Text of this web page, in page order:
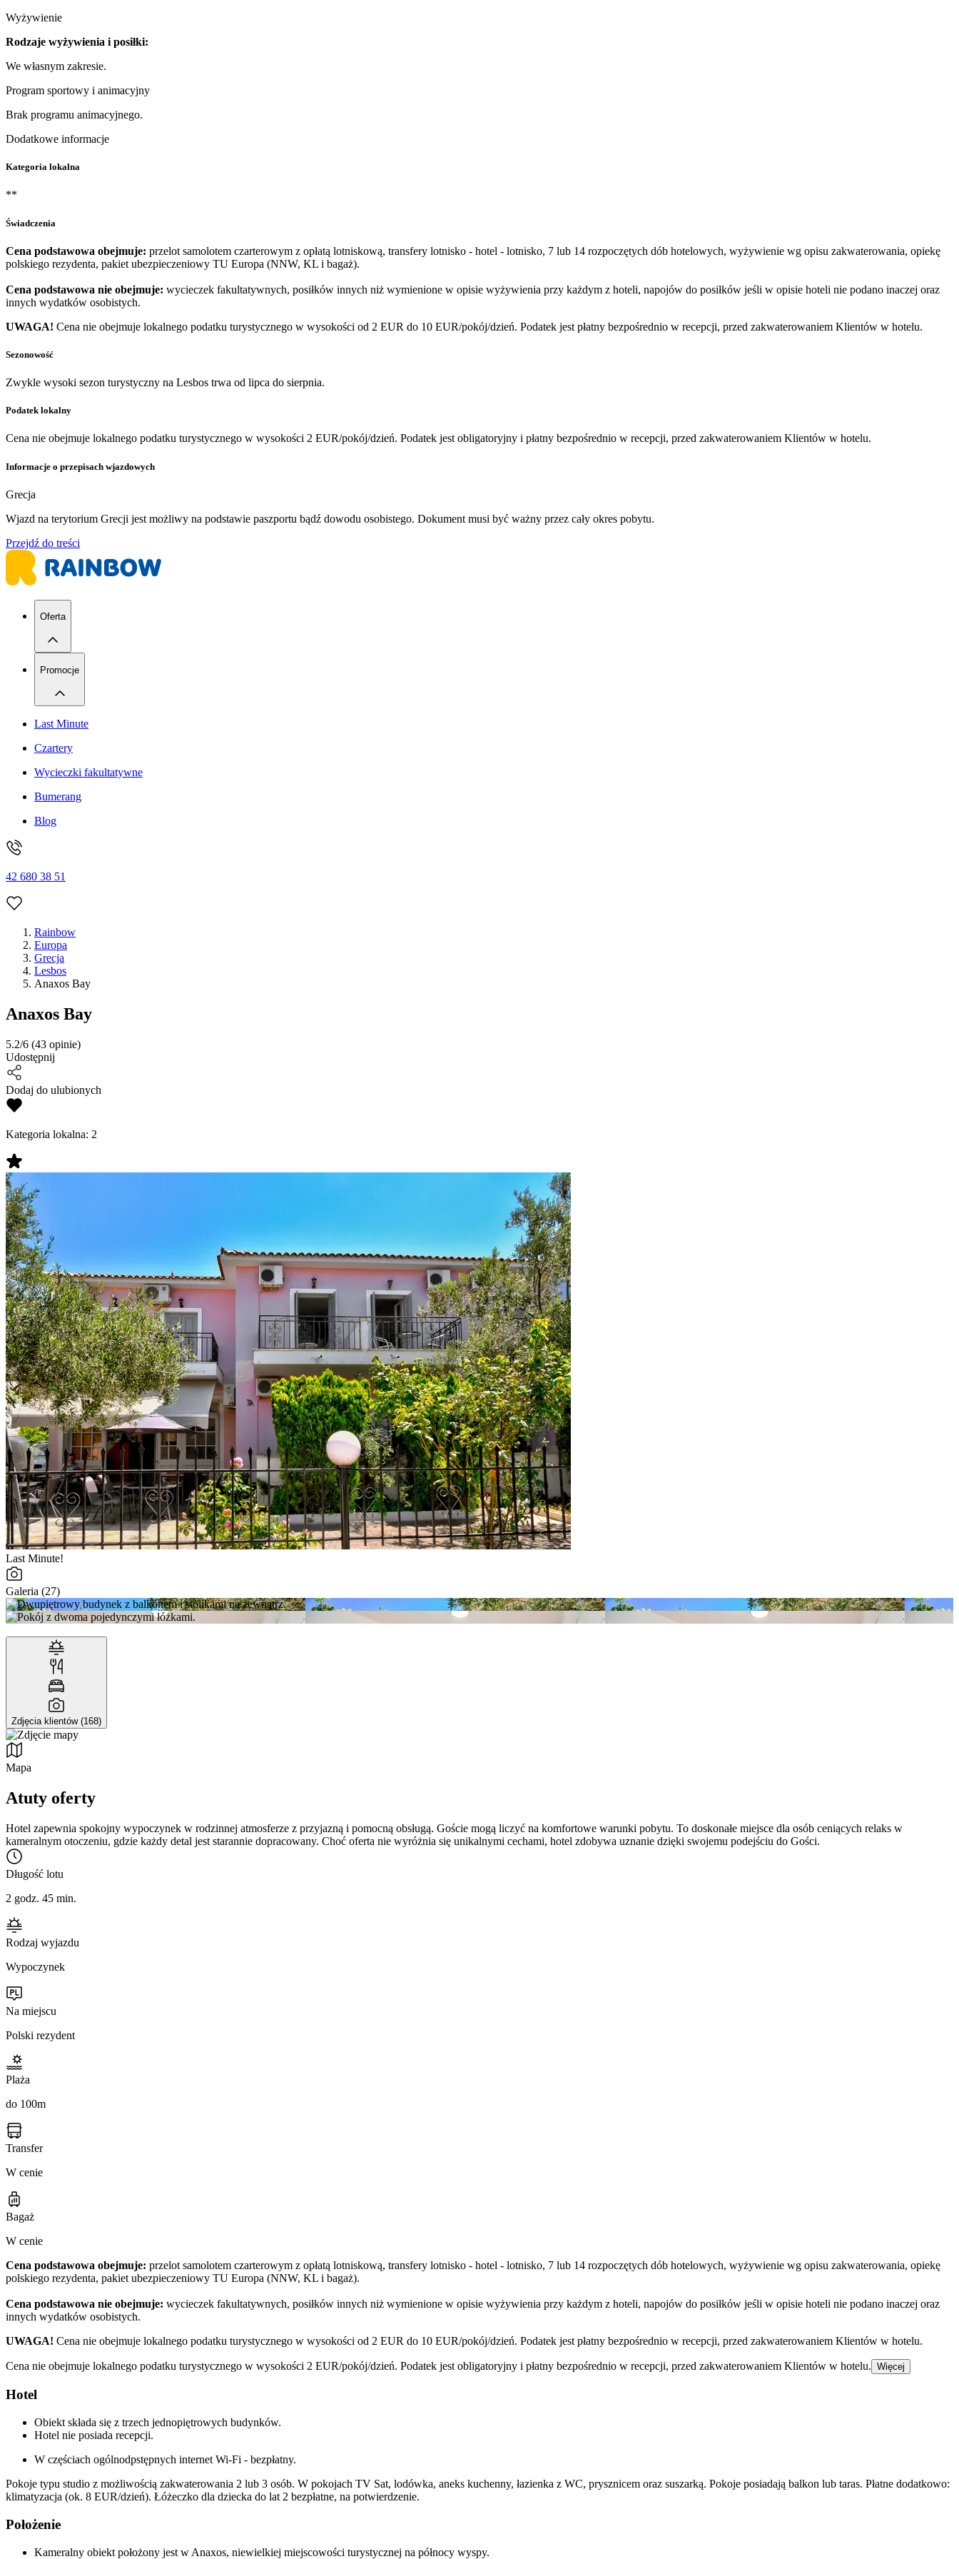
Wyżywienie
Rodzaje wyżywienia i posiłki:
We własnym zakresie.
Program sportowy i animacyjny
Brak programu animacyjnego.
Dodatkowe informacje
Kategoria lokalna
**
Świadczenia
Cena podstawowa obejmuje: przelot samolotem czarterowym z opłatą lotniskową, transfery lotnisko - hotel - lotnisko, 7 lub 14 rozpoczętych dób hotelowych, wyżywienie wg opisu zakwaterowania, opiekę
polskiego rezydenta, pakiet ubezpieczeniowy TU Europa (NNW, KL i bagaż).
Cena podstawowa nie obejmuje: wycieczek fakultatywnych, posiłków innych niż wymienione w opisie wyżywienia przy każdym z hoteli, napojów do posiłków jeśli w opisie hoteli nie podano inaczej oraz
innych wydatków osobistych.
UWAGA! Cena nie obejmuje lokalnego podatku turystycznego w wysokości od 2 EUR do 10 EUR/pokój/dzień. Podatek jest płatny bezpośrednio w recepcji, przed zakwaterowaniem Klientów w hotelu.
Sezonowość
Zwykle wysoki sezon turystyczny na Lesbos trwa od lipca do sierpnia.
Podatek lokalny
Cena nie obejmuje lokalnego podatku turystycznego w wysokości 2 EUR/pokój/dzień. Podatek jest obligatoryjny i płatny bezpośrednio w recepcji, przed zakwaterowaniem Klientów w hotelu.
Informacje o przepisach wjazdowych
Grecja
Wjazd na terytorium Grecji jest możliwy na podstawie paszportu bądź dowodu osobistego. Dokument musi być ważny przez cały okres pobytu.
Przejdź do treści
Oferta
Promocje
Last Minute
Czartery
Wycieczki fakultatywne
Bumerang
Blog
42 680 38 51
Rainbow
Europa
Grecja
Lesbos
Anaxos Bay
Anaxos Bay
5.2/6 (43 opinie)
Udostępnij
Dodaj do ulubionych
Kategoria lokalna: 2
Last Minute!
Galeria (27)
Zdjęcia klientów (168)
Mapa
Atuty oferty
Hotel zapewnia spokojny wypoczynek w rodzinnej atmosferze z przyjazną i pomocną obsługą. Goście mogą liczyć na komfortowe warunki pobytu. To doskonałe miejsce dla osób ceniących relaks w
kameralnym otoczeniu, gdzie każdy detal jest starannie dopracowany. Choć oferta nie wyróżnia się unikalnymi cechami, hotel zdobywa uznanie dzięki swojemu podejściu do Gości.
Długość lotu
2 godz. 45 min.
Rodzaj wyjazdu
Wypoczynek
Na miejscu
Polski rezydent
Plaża
do 100m
Transfer
W cenie
Bagaż
W cenie
Cena podstawowa obejmuje: przelot samolotem czarterowym z opłatą lotniskową, transfery lotnisko - hotel - lotnisko, 7 lub 14 rozpoczętych dób hotelowych, wyżywienie wg opisu zakwaterowania, opiekę
polskiego rezydenta, pakiet ubezpieczeniowy TU Europa (NNW, KL i bagaż).
Cena podstawowa nie obejmuje: wycieczek fakultatywnych, posiłków innych niż wymienione w opisie wyżywienia przy każdym z hoteli, napojów do posiłków jeśli w opisie hoteli nie podano inaczej oraz
innych wydatków osobistych.
UWAGA! Cena nie obejmuje lokalnego podatku turystycznego w wysokości od 2 EUR do 10 EUR/pokój/dzień. Podatek jest płatny bezpośrednio w recepcji, przed zakwaterowaniem Klientów w hotelu.
Cena nie obejmuje lokalnego podatku turystycznego w wysokości 2 EUR/pokój/dzień. Podatek jest obligatoryjny i płatny bezpośrednio w recepcji, przed zakwaterowaniem Klientów w hotelu. Więcej
Hotel
Obiekt składa się z trzech jednopiętrowych budynków.
Hotel nie posiada recepcji.
W częściach ogólnodpstępnych internet Wi-Fi - bezpłatny.
Pokoje typu studio z możliwością zakwaterowania 2 lub 3 osób. W pokojach TV Sat, lodówka, aneks kuchenny, łazienka z WC, prysznicem oraz suszarką. Pokoje posiadają balkon lub taras. Płatne dodatkowo:
klimatyzacja (ok. 8 EUR/dzień). Łóżeczko dla dziecka do lat 2 bezpłatne, na potwierdzenie.
Położenie
Kameralny obiekt położony jest w Anaxos, niewielkiej miejscowości turystycznej na północy wyspy.